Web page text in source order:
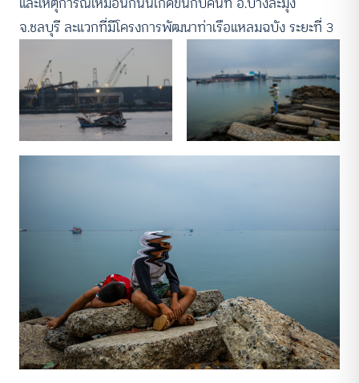
จ.ชลบุรี ละแวกที่มีโครงการพัฒนาท่าเรือแหลมฉบัง ระยะที่ 3